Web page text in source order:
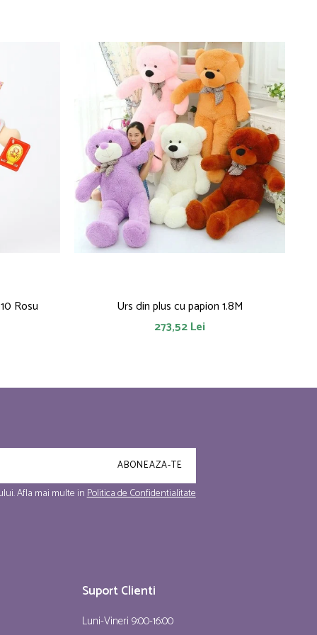
Rosu
Urs din plus cu papion 1.8M
273,52 Lei
Afla mai multe inPolitica de Confidentialitate
Suport Clienti
Luni-Vineri 9:00-16:00